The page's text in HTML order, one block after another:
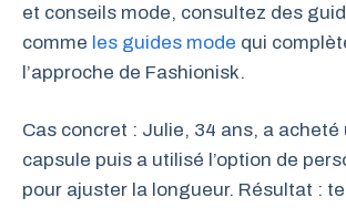
et conseils mode, consultez des
comme les guides mode qui
l’approche de Fashionisk.
Cas concret : Julie, 34 ans, a acheté
capsule puis a utilisé l’option de
pour ajuster la longueur. Résultat :